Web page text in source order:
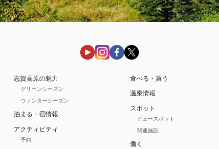
志賀高原の魅力
グリーンシーズン
ウィンターシーズン
泊まる・宿情報
アクティビティ
予約
食べる・買う
温泉情報
スポット
ビュースポット
関連施設
働く